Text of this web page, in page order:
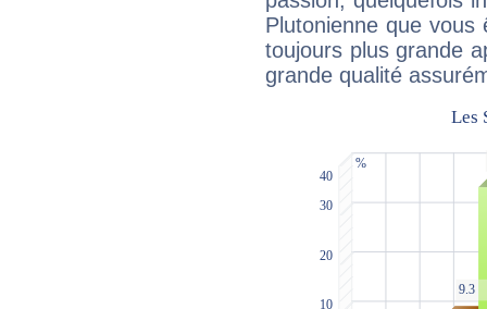
Plutonienne que
toujours plus grande
grande qualité